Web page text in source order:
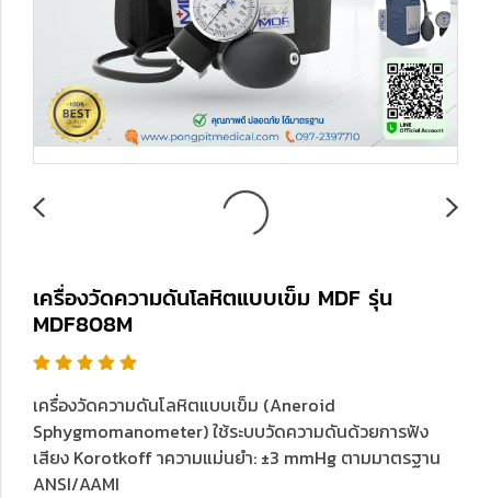
เครื่องวัดความดันโลหิตแบบเข็ม MDF รุ่น
MDF808M
เครื่องวัดความดันโลหิตแบบเข็ม (Aneroid
Sphygmomanometer) ใช้ระบบวัดความดันด้วยการฟัง
เสียง Korotkoff าความแม่นยำ: ±3 mmHg ตามมาตรฐาน
ANSI/AAMI